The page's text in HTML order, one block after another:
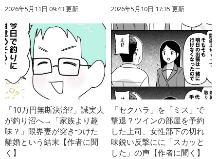
2026年5月11日 09:43 更新 2026年5月10日 17:35 更新
「10万円無断決済!?」誠実夫
が釣り沼へ→「家族より趣
味？」限界妻が突きつけた
離婚という結末【作者に聞
く】
「セクハラ」を「ミス」で
撃退？ツインの部屋を予約
した上司、女性部下の切れ
味鋭い反撃にに「スカッと
した」の声【作者に聞く】